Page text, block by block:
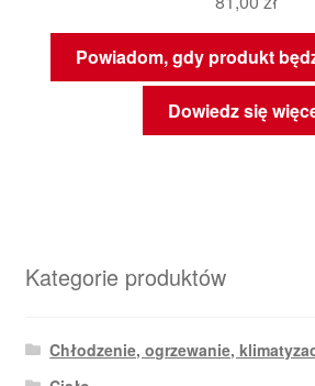
Powiadom, gdy produkt
Dowiedz się
Kategorie produktów
Chłodzenie, ogrzewanie,